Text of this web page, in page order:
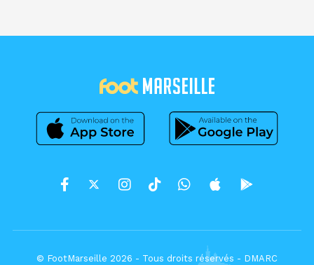
© FootMarseille 2026 - Tous droits réservés - DMARC